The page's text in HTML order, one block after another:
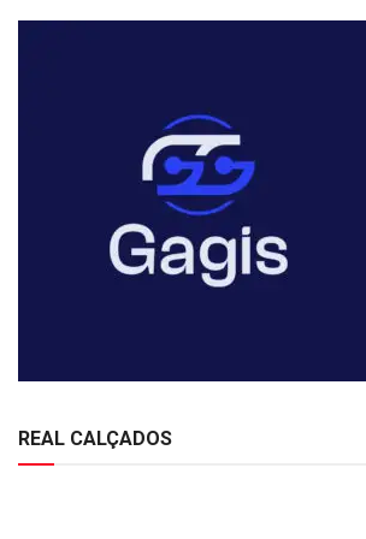
REAL CALÇADOS